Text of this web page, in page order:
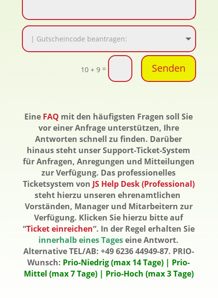
10 + 9 = Senden
Eine FAQ mit den häufigsten Fragen soll Sie
vor einer Anfrage unterstützen, Ihre
Antworten schnell zu finden. Darüber
hinaus steht unser Support-Ticket-System
für Anfragen, Anregungen und Mitteilungen
zur Verfügung. Das professionelles
Ticketsystem von JS Help Desk (Professional)
steht hierzu unseren ehrenamtlichen
Vorständen, Manager und Mitarbeitern zur
Verfügung. Klicken Sie hierzu bitte auf
“Ticket einreichen“. In der Regel erhalten Sie
innerhalb eines Tageseine Antwort.
Alternative TEL/AB: +49 6236 44949-87. PRIO-
Wunsch: Prio-Niedrig (max 14 Tage) | Prio-
Mittel (max 7 Tage) | Prio-Hoch (max 3 Tage)